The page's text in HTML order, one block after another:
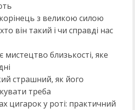
з великою силою
він такий і чи справді нас
близькості, яке
страшний, як його
треба
цигарок у роті: практичний